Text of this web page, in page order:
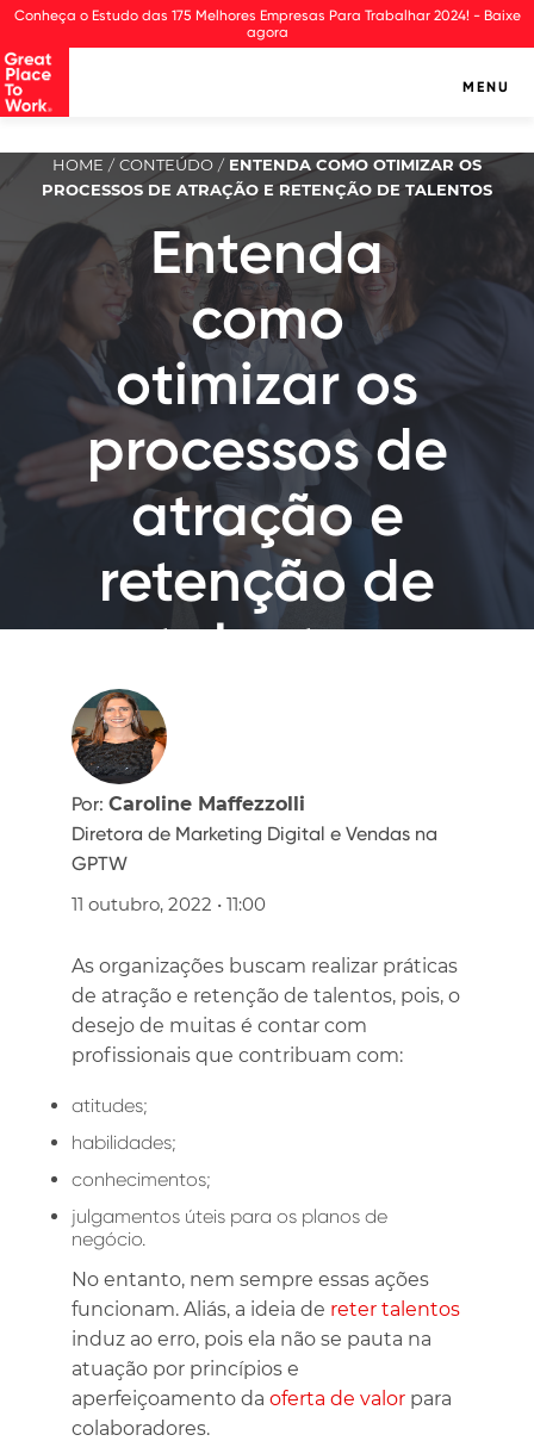
Observação:
site
inclui
um
sistema
de
assistência
à
Conheça o Estudo das 175 Melhores Empresas Para Trabalhar 2024! - Baixe
agora
MENU
HOME / CONTEÚDO / ENTENDA COMO OTIMIZAR OS
PROCESSOS DE ATRAÇÃO E RETENÇÃO DE TALENTOS
Entenda
como
otimizar os
processos de
atração e
retenção de
talentos
Por: Caroline Maffezzolli
Diretora de Marketing Digital e Vendas na
GPTW
11 outubro, 2022 • 11:00
As organizações buscam realizar práticas
de atração e retenção de talentos, pois, o
desejo de muitas é contar com
profissionais que contribuam com:
atitudes;
habilidades;
conhecimentos;
julgamentos úteis para os planos de
negócio.
No entanto, nem sempre essas ações
funcionam. Aliás, a ideia de reter talentos
induz ao erro, pois ela não se pauta na
atuação por princípios e
aperfeiçoamento da oferta de valor para
colaboradores.